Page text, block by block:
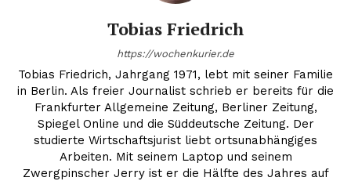
Tobias Friedrich
https://wochenkurier.de
Tobias Friedrich, Jahrgang 1971, lebt mit seiner Familie
in Berlin. Als freier Journalist schrieb er bereits für die
Frankfurter Allgemeine Zeitung, Berliner Zeitung,
Spiegel Online und die Süddeutsche Zeitung. Der
studierte Wirtschaftsjurist liebt ortsunabhängiges
Arbeiten. Mit seinem Laptop und seinem
Zwergpinscher Jerry ist er die Hälfte des Jahres auf